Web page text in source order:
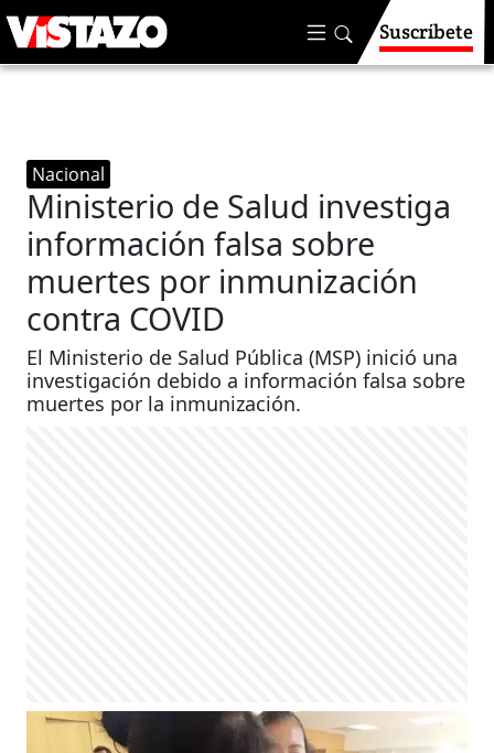
Suscríbete
Nacional
Ministerio de Salud investiga
información falsa sobre
muertes por inmunización
contra COVID
El Ministerio de Salud Pública (MSP) inició una
investigación debido a información falsa sobre
muertes por la inmunización.